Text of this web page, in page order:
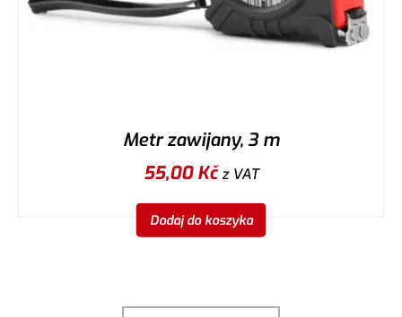
Metr zawijany, 3 m
55,00Kčz VAT
Dodaj do koszyka